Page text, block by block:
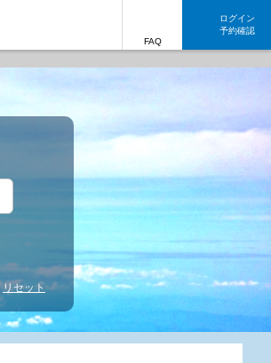
FAQ
ログイン
予約確認
リセット